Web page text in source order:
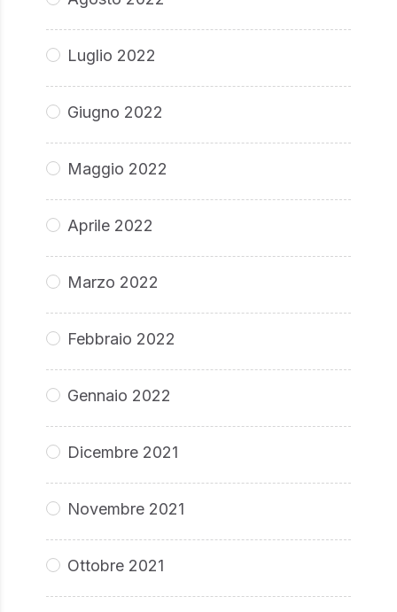
Luglio 2022
Giugno 2022
Maggio 2022
Aprile 2022
Marzo 2022
Febbraio 2022
Gennaio 2022
Dicembre 2021
Novembre 2021
Ottobre 2021